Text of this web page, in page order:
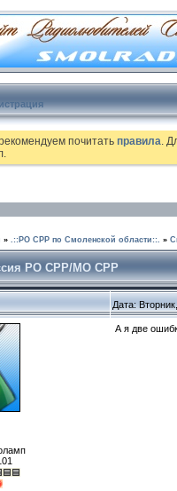
почитать правила.
» .::РО СРР по Смоленской области::. »
РО СРР/МО СРР
Дата:
А я две